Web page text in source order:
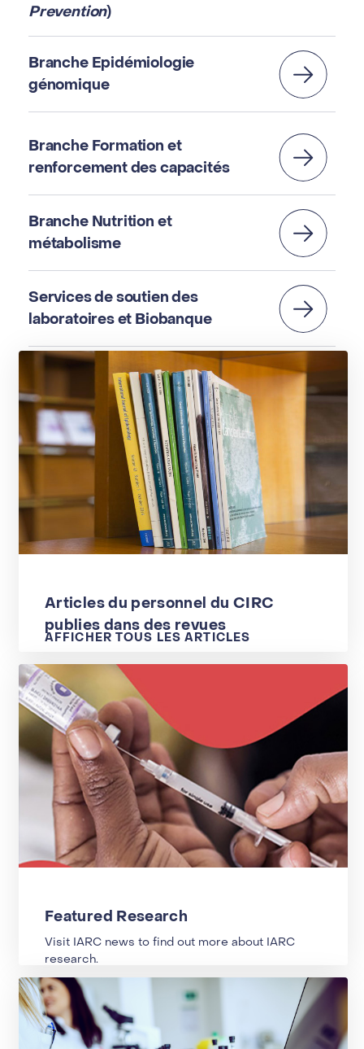
Prevention)
Branche Epidémiologie
génomique
Branche Formation et
renforcement des capacités
Branche Nutrition et
métabolisme
Services de soutien des
laboratoires et Biobanque
Articles du personnel du CIRC
publies dans des revues
AFFICHER TOUS LES ARTICLES
Featured Research
Visit IARC news to find out more about IARC
research.